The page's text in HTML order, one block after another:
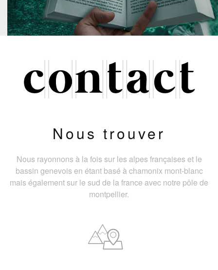
Nous trouver
Nous rayonnons à la fois sur les alpes françaises et le
bassin genevois en étant basé à chamonix mont-blanc
mais également sur le sud de la france avec notre pôle de
montpellier.